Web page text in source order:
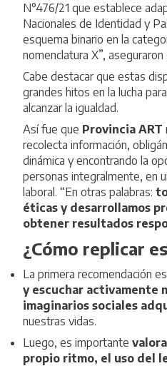
N°476/21 que establece
Nacionales de Identidad y
esquema binario en la
nomenclatura X”,
Cabe destacar que estas
grandes hitos en la lucha
alcanzar la igualdad.
Así fue que Provincia ART
recolecta información,
dinámica y encontrando la
personas integralmente, en
laboral. “En otras palabras:
éticas y desarrollamos
obtener resultados
¿Cómo replicar
La primera recomendación
y escuchar activamente
imaginarios sociales
nuestras vidas.
Luego, es importante
propio ritmo, el uso del